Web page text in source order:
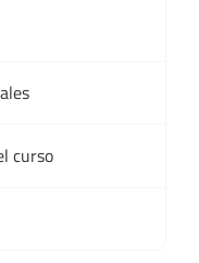
curso